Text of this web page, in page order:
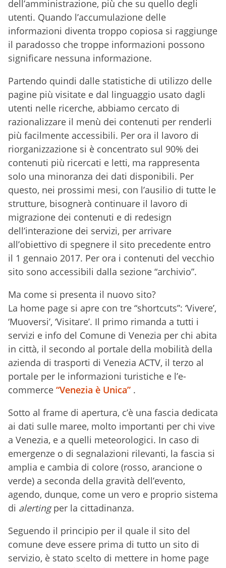
dell’amministrazione, più che su quello degli
utenti. Quando l’accumulazione delle
informazioni diventa troppo copiosa si raggiunge
il paradosso che troppe informazioni possono
significare nessuna informazione.
Partendo quindi dalle statistiche di utilizzo delle
pagine più visitate e dal linguaggio usato dagli
utenti nelle ricerche, abbiamo cercato di
razionalizzare il menù dei contenuti per renderli
più facilmente accessibili. Per ora il lavoro di
riorganizzazione si è concentrato sul 90% dei
contenuti più ricercati e letti, ma rappresenta
solo una minoranza dei dati disponibili. Per
questo, nei prossimi mesi, con l’ausilio di tutte le
strutture, bisognerà continuare il lavoro di
migrazione dei contenuti e di redesign
dell’interazione dei servizi, per arrivare
all’obiettivo di spegnere il sito precedente entro
il 1 gennaio 2017. Per ora i contenuti del vecchio
sito sono accessibili dalla sezione “archivio”.
Ma come si presenta il nuovo sito?
La home page si apre con tre “shortcuts”: ‘Vivere’,
‘Muoversi’, ‘Visitare’. Il primo rimanda a tutti i
servizi e info del Comune di Venezia per chi abita
in città, il secondo al portale della mobilità della
azienda di trasporti di Venezia ACTV, il terzo al
portale per le informazioni turistiche e l’e-
commerce “Venezia è Unica” .
Sotto al frame di apertura, c’è una fascia dedicata
ai dati sulle maree, molto importanti per chi vive
a Venezia, e a quelli meteorologici. In caso di
emergenze o di segnalazioni rilevanti, la fascia si
amplia e cambia di colore (rosso, arancione o
verde) a seconda della gravità dell’evento,
agendo, dunque, come un vero e proprio sistema
di alertingper la cittadinanza.
Seguendo il principio per il quale il sito del
comune deve essere prima di tutto un sito di
servizio, è stato scelto di mettere in home page